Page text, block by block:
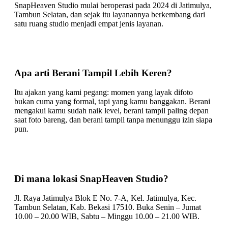
SnapHeaven Studio mulai beroperasi pada 2024 di Jatimulya,
Tambun Selatan, dan sejak itu layanannya berkembang dari
satu ruang studio menjadi empat jenis layanan.
Apa arti Berani Tampil Lebih Keren?
Itu ajakan yang kami pegang: momen yang layak difoto
bukan cuma yang formal, tapi yang kamu banggakan. Berani
mengakui kamu sudah naik level, berani tampil paling depan
saat foto bareng, dan berani tampil tanpa menunggu izin siapa
pun.
Di mana lokasi SnapHeaven Studio?
Jl. Raya Jatimulya Blok E No. 7-A, Kel. Jatimulya, Kec.
Tambun Selatan, Kab. Bekasi 17510. Buka Senin – Jumat
10.00 – 20.00 WIB, Sabtu – Minggu 10.00 – 21.00 WIB.